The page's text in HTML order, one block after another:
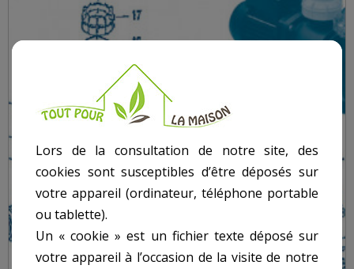
Lors de la consultation de notre site, des
cookies sont susceptibles d’être déposés sur
votre appareil (ordinateur, téléphone portable
ou tablette).
Un « cookie » est un fichier texte déposé sur
votre appareil à l’occasion de la visite de notre